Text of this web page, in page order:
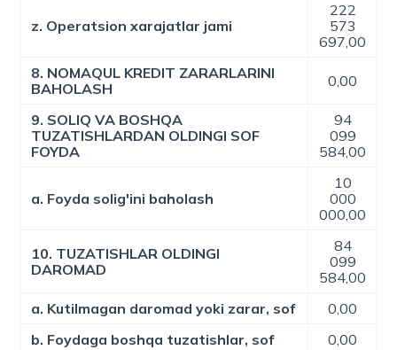
z. Operatsion xarajatlar jami
222
573
697,00
8. NOMAQUL KREDIT ZARARLARINI
BAHOLASH
0,00
9. SOLIQ VA BOSHQA
TUZATISHLARDAN OLDINGI SOF
FOYDA
94
099
584,00
a. Foyda solig'ini baholash
10
000
000,00
10. TUZATISHLAR OLDINGI
DAROMAD
84
099
584,00
a. Kutilmagan daromad yoki zarar, sof
0,00
b. Foydaga boshqa tuzatishlar, sof
0,00